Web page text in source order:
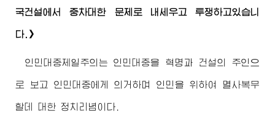
국건설에서 중차대한 문제로 내세우고 투쟁하고있습니
다.》
인민대중제일주의는 인민대중을 혁명과 건설의 주인으
로 보고 인민대중에게 의거하며 인민을 위하여 멸사복무
할데 대한 정치리념이다.